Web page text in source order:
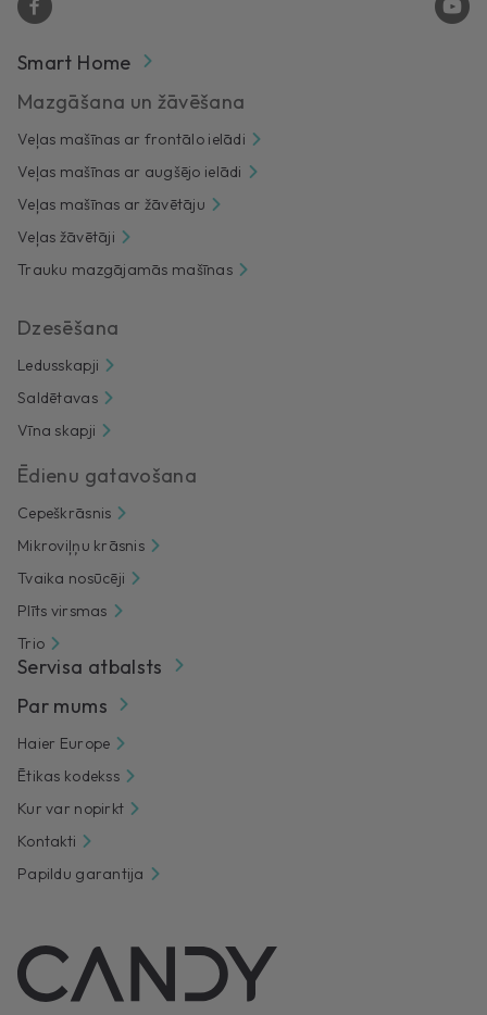
Smart Home
Mazgāšana un žāvēšana
Veļas mašīnas ar frontālo ielādi
Veļas mašīnas ar augšējo ielādi
Veļas mašīnas ar žāvētāju
Veļas žāvētāji
Trauku mazgājamās mašīnas
Dzesēšana
Ledusskapji
Saldētavas
Vīna skapji
Ēdienu gatavošana
Cepeškrāsnis
Mikroviļņu krāsnis
Tvaika nosūcēji
Plīts virsmas
Trio
Servisa atbalsts
Par mums
Haier Europe
Ētikas kodekss
Kur var nopirkt
Kontakti
Papildu garantija